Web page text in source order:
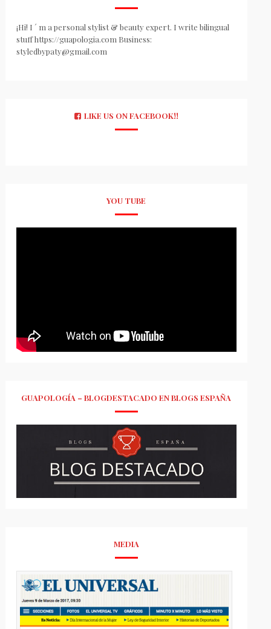
¡Hi! I ´ m a personal stylist & beauty expert. I write bilingual
stuff https://guapologia.com Business:
styledbypaty@gmail.com
LIKE US ON FACEBOOK!!
YOU TUBE
GUAPOLOGÍA – BLOGDESTACADO EN BLOGS ESPAÑA
MEDIA